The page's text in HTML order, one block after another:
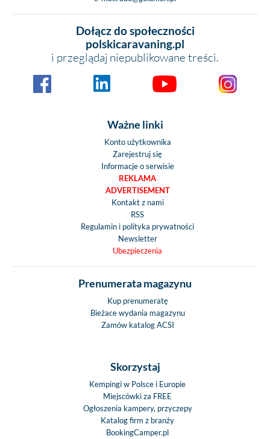
Dołącz do społeczności
polskicaravaning.pl
i przeglądaj niepublikowane treści.
Ważne linki
Konto użytkownika
Zarejestruj się
Informacje o serwisie
REKLAMA
ADVERTISEMENT
Kontakt z nami
RSS
Regulamin i polityka prywatności
Newsletter
Ubezpieczenia
Prenumerata magazynu
Kup prenumeratę
Bieżace wydania magazynu
Zamów katalog ACSI
Skorzystaj
Kempingi w Polsce i Europie
Miejscówki za FREE
Ogłoszenia kampery, przyczepy
Katalog firm z branży
BookingCamper.pl